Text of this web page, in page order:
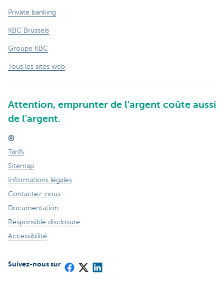
Private banking
KBC Brussels
Groupe KBC
Tous les sites web
Attention, emprunter de l'argent coûte aussi
de l'argent.
®
Tarifs
Sitemap
Informations légales
Contactez-nous
Documentation
Responsible disclosure
Accessibilité
Suivez-nous sur